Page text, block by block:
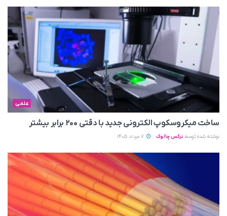
علمی
ساخت میکروسکوپ الکترونی جدید با دقتی ۲۰۰ برابر بیشتر
نوشته شده توسط نرگس چالوک